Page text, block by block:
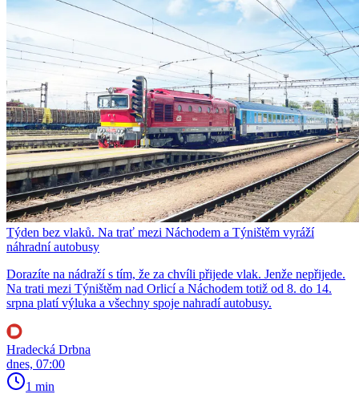
Týden bez vlaků. Na trať mezi Náchodem a Týništěm vyráží
náhradní autobusy
Dorazíte na nádraží s tím, že za chvíli přijede vlak. Jenže nepřijede.
Na trati mezi Týništěm nad Orlicí a Náchodem totiž od 8. do 14.
srpna platí výluka a všechny spoje nahradí autobusy.
Hradecká Drbna
dnes, 07:00
1 min